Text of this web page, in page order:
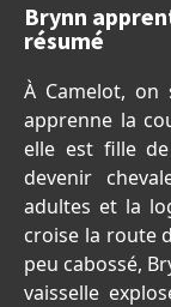
Brynn
résumé
À Camelot, on
apprenne la
elle est fille
devenir
adultes et la
croise la route
peu cabossé,
vaisselle